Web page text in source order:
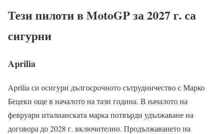
Тези пилоти в MotoGP за 2027 г. са
сигурни
Aprilia
Aprilia си осигури дългосрочното сътрудничество с Марко
Бецеки още в началото на тази година. В началото на
февруари италианската марка потвърди удължаване на
договора до 2028 г. включително. Продължаването на